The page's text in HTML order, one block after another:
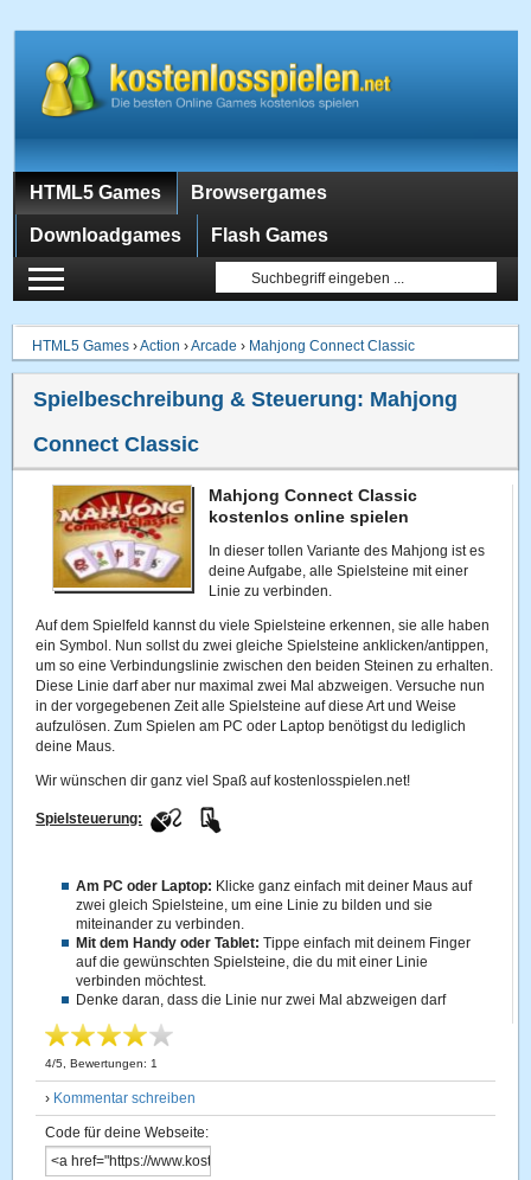
HTML5 Games Browsergames
Downloadgames Flash Games
HTML5 Games ›Action ›Arcade › Mahjong Connect Classic
Spielbeschreibung & Steuerung: Mahjong
Connect Classic
Mahjong Connect Classic
kostenlos online spielen
In dieser tollen Variante des Mahjong ist es
deine Aufgabe, alle Spielsteine mit einer
Linie zu verbinden.
Auf dem Spielfeld kannst du viele Spielsteine erkennen, sie alle haben
ein Symbol. Nun sollst du zwei gleiche Spielsteine anklicken/antippen,
um so eine Verbindungslinie zwischen den beiden Steinen zu erhalten.
Diese Linie darf aber nur maximal zwei Mal abzweigen. Versuche nun
in der vorgegebenen Zeit alle Spielsteine auf diese Art und Weise
aufzulösen. Zum Spielen am PC oder Laptop benötigst du lediglich
deine Maus.
Wir wünschen dir ganz viel Spaß auf kostenlosspielen.net!
Spielsteuerung:
Am PC oder Laptop: Klicke ganz einfach mit deiner Maus auf
zwei gleich Spielsteine, um eine Linie zu bilden und sie
miteinander zu verbinden.
Mit dem Handy oder Tablet:Tippe einfach mit deinem Finger
auf die gewünschten Spielsteine, die du mit einer Linie
verbinden möchtest.
Denke daran, dass die Linie nur zwei Mal abzweigen darf
4/5 , Bewertungen: 1
› Kommentar schreiben
Code für deine Webseite: